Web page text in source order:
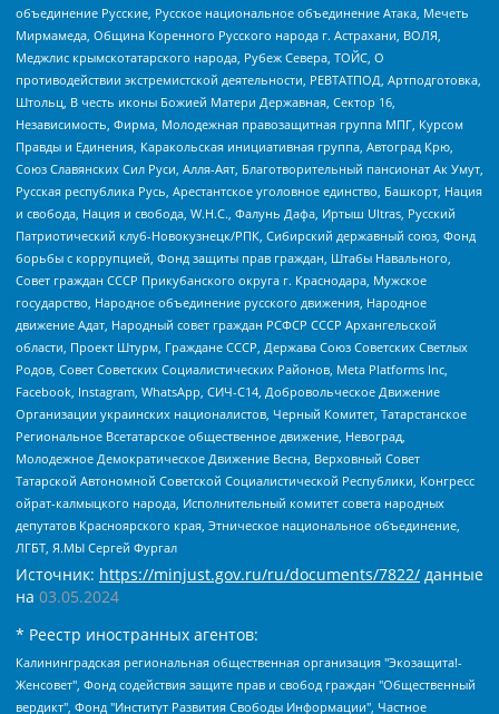
объединение Русские, Русское национальное объединение Атака, Мечеть
Мирмамеда, Община Коренного Русского народа г. Астрахани, ВОЛЯ,
Меджлис крымскотатарского народа, Рубеж Севера, ТОЙС, О
противодействии экстремистской деятельности, РЕВТАТПОД, Артподготовка,
Штольц, В честь иконы Божией Матери Державная, Сектор 16,
Независимость, Фирма, Молодежная правозащитная группа МПГ, Курсом
Правды и Единения, Каракольская инициативная группа, Автоград Крю,
Союз Славянских Сил Руси, Алля-Аят, Благотворительный пансионат Ак Умут,
Русская республика Русь, Арестантское уголовное единство, Башкорт, Нация
и свобода, Нация и свобода, W.H.С., Фалунь Дафа, Иртыш Ultras, Русский
Патриотический клуб-Новокузнецк/РПК, Сибирский державный союз, Фонд
борьбы с коррупцией, Фонд защиты прав граждан, Штабы Навального,
Совет граждан СССР Прикубанского округа г. Краснодара, Мужское
государство, Народное объединение русского движения, Народное
движение Адат, Народный совет граждан РСФСР СССР Архангельской
области, Проект Штурм, Граждане СССР, Держава Союз Советских Светлых
Родов, Совет Советских Социалистических Районов, Meta Platforms Inc,
Facebook, Instagram, WhatsApp, СИЧ-С14, Добровольческое Движение
Организации украинских националистов, Черный Комитет, Татарстанское
Региональное Всетатарское общественное движение, Невоград,
Молодежное Демократическое Движение Весна, Верховный Совет
Татарской Автономной Советской Социалистической Республики, Конгресс
ойрат-калмыцкого народа, Исполнительный комитет совета народных
депутатов Красноярского края, Этническое национальное объединение,
ЛГБТ, Я.МЫ Сергей Фургал
Источник: https://minjust.gov.ru/ru/documents/7822/ данные
на 03.05.2024
* Реестр иностранных агентов:
Калининградская региональная общественная организация "Экозащита!-Женсовет", Фонд содействия защите прав и свобод граждан "Общественный вердикт", Фонд "Институт Развития Свободы Информации", Частное учреждение "Информационное агентство МЕМО. РУ", Региональная общественная организация "Общественная комиссия по сохранению наследия академика Сахарова", Фонд поддержки свободы прессы, Санкт-Петербургская общественная правозащитная организация "Гражданский контроль", Межрегиональная общественная организация "Информационно-просветительский центр "Мемориал", Региональный Фонд "Центр Защиты Прав Средств Массовой Информации", с 05.12.2023 Фонд "Центр Защиты Прав Средств массовой информации", Региональная общественная благотворительная организация помощи беженцам и мигрантам "Гражданское содействие", Негосударственное образовательное учреждение дополнительного профессионального образования (повышение квалификации) специалистов "АКАДЕМИЯ ПО ПРАВАМ ЧЕЛОВЕКА", Свердловская региональная общественная организация "Сутяжник", Автономная некоммерческая организация "Центр независимых социологических исследований", Союз общественных объединений "Российский исследовательский центр по правам человека", Региональное общественное учреждение научно-информационный центр "МЕМОРИАЛ", Некоммерческая организация "Фонд защиты гласности", Автономная некоммерческая организация "Институт прав человека", Городская общественная организация "Екатеринбургское общество "МЕМОРИАЛ", Городская общественная организация "Рязанское историко-просветительское и правозащитное общество "Мемориал" (Рязанский Мемориал), Челябинский региональный орган общественной самодеятельности – женское общественное объединение "Женщины Евразии", Челябинский региональный орган общественной самодеятельности "Уральская правозащитная группа", Фонд содействия защите здоровья и социальной справедливости имени Андрея Рылькова, Автономная Некоммерческая Организация "Аналитический Центр Юрия Левады", Автономная некоммерческая организация социальной поддержки населения "Проект Апрель", Региональная общественная организация помощи женщинам и детям, находящимся в кризисной ситуации "Информационно-методический центр "Анна", Фонд содействия развитию массовых коммуникаций и правовому просвещению "Так-так-Так", Фонд содействия устойчивому развитию "Серебряная тайга", Свердловский региональный общественный фонд социальных проектов "Новое время", "Idel.Реалии", Кавказ.Реалии, Крым.Реалии, Телеканал Настоящее Время, Татаро-башкирская служба Радио Свобода (Azatliq Radiosi), Радио Свободная Европа/Радио Свобода (PCE/PC), "Сибирь.Реалии", "Фактограф", Благотворительный фонд помощи осужденным и их семьям, Автономная некоммерческая организация "Институт глобализации и социальных движений", Фонд "В защиту прав заключенных", Частное учреждение "Центр поддержки и содействия развитию средств массовой информации", Пензенский региональный общественный благотворительный фонд "Гражданский союз", "Север.Реалии", Некоммерческая организация Фонд "Правовая инициатива", Общество с ограниченной ответственностью "Радио Свободная Европа/Радио Свобода", Чешское информационное агентство "MEDIUM-ORIENT", Красноярская региональная общественная организация "Мы против СПИДа", Камалягин Денис Николаевич, Маркелов Сергей Евгеньевич, Пономарев Лев Александрович, Савицкая Людмила Алексеевна, Автономная некоммерческая организация "Центр по работе с проблемой насилия "НАСИЛИЮ.НЕТ", Межрегиональный профессиональный союз работников здравоохранения "Альянс врачей", Юридическое лицо, зарегистрированное в Латвийской Республике, SIA "Medusa Project" (регистрационный номер 40103797863, дата регистрации 10.06.2014), Некоммерческая организация "Фонд по борьбе с коррупцией", Автономная некоммерческая организация "Институт права и публичной политики", Баданин Роман Сергеевич, Гликин Максим Александрович, Железнова Мария Михайловна, Лукьянова Юлия Сергеевна, Маетная Елизавета Витальевна, Маняхин Петр Борисович, Чуракова Ольга Владимировна, Ярош Юлия Петровна, Юридическое лицо "The Insider SIA", зарегистрированное в Риге, Латвийская Республика (дата регистрации 26.06.2015), являющееся администратором доменного имени интернет-издания "The Insider SIA", https://theins.ru, Постернак Алексей Евгеньевич, Рубин Михаил Аркадьевич, Анин Роман Александрович, Юридическое лицо Istories fonds, зарегистрированное в Латвийской Республике (регистрационный номер 50008295751, дата регистрации 24.02.2020), Великовский Дмитрий Александрович, Долинина Ирина Николаевна, Мароховская Алеся Алексеевна, Шлейнов Роман Юрьевич, Шмагун Олеся Валентиновна, Общество с ограниченной ответственностью "Альтаир 2021", Общество с ограниченной ответственностью "Вега 2021", Общество с ограниченной ответственностью "Главный редактор 2021", Общество с ограниченной ответственностью "Ромашки монолит", Важенков Артем Валерьевич, Ивановская областная общественная организация "Центр гендерных исследований", Гурман Юрий Альбертович, Медиапроект "ОВД-Инфо", Егоров Владимир Владимирович, Жилинский Владимир Александрович, Общество с ограниченной ответственностью "ЗП", Иванова София Юрьевна, Карезина Инна Павловна, Кильтау Екатерина Викторовна, Петров Алексей Викторович, Пискунов Сергей Евгеньевич, Смирнов Сергей Сергеевич, Тихонов Михаил Сергеевич, Общество с ограниченной ответственностью "ЖУРНАЛИСТ-ИНОСТРАННЫЙ АГЕНТ", Арапова Галина Юрьевна, Вольтская Татьяна Анатольевна, Американская компания "Mason G.E.S. Anonymous Foundation" (США), являющаяся владельцем интернет-издания https://mnews.world/, Компания "Stichting Bellingcat", зарегистрированная в Нидерландах (дата регистрации 11.07.2018), Захаров Андрей Вячеславович, Клепиковская Екатерина Дмитриевна, Общество с ограниченной ответственностью "МЕМО", Перл Роман Александрович, Симонов Евгений Алексеевич, Соловьева Елена Анатольевна, Сотников Даниил Владимирович, Сурначева Елизавета Дмитриевна, Автономная некоммерческая организация по защите прав человека и информированию населения "Якутия – Наше Мнение", Общество с ограниченной ответственностью "Москоу диджитал медиа", с 26.01.2023 Общество с ограниченной ответственностью "Чайка Белые сады", Ветошкина Валерия Валерьевна, Заговора Максим Александрович, Межрегиональное общественное движение "Российская ЛГБТ - сеть", Оленичев Максим Владимирович, Павлов Иван Юрьевич, Скворцова Елена Сергеевна, Общество с ограниченной ответственностью "Как бы инагент", Кочетков Игорь Викторович, Общество с ограниченной ответственностью "Честные выборы", Еланчик Олег Александрович, Общество с ограниченной ответственностью "Нобелевский призыв", Гималова Регина Эмилевна, Григорьев Андрей Валерьевич, Григорьева Алина Александровна, Ассоциация по содействию защите прав призывников, альтернативнослужащих и военнослужащих "Правозащитная группа "Гражданин.Армия.Право", Хисамова Регина Фаритовна, Автономная некоммерческая организация по реализации социально-правовых программ "Лилит", Дальневосточное общественное движение "Маяк", Санкт-Петербургская ЛГБТ-инициативная группа "Выход", Инициативная группа ЛГБТ+ "Реверс", Алексеев Андрей Викторович, Бекбулатова Таисия Львовна, Беляев Иван Михайлович, Владыкина Елена Сергеевна, Гельман Марат Александрович, Никульшина Вероника Юрьевна, Толоконникова Надежда Андреевна, Шендерович Виктор Анатольевич, Общество с ограниченной ответственностью "Данное сообщение", Общество с ограниченной ответственностью Издательский дом "Новая глава", Айнбиндер Александра Александровна, Московский комьюнити-центр для ЛГБТ+инициатив, Благотворительный фонд развития филантропии, Deutsche Welle (Германия, Kurt-Schumacher-Strasse 3, 53113 Bonn), Борзунова Мария Михайловна, Воробьев Виктор Викторович, Голубева Анна Львовна, Константинова Алла Михайловна, Малкова Ирина Владимировна, Мурадов Мурад Абдулгалимович, Осетинская Елизавета Николаевна, Понасенков Евгений Николаевич, Ганапольский Матвей Юрьевич, Киселев Евгений Алексеевич, Борухович Ирина Григорьевна, Дремин Иван Тимофеевич, Дубровский Дмитрий Викторович, Красноярская региональная общественная организация поддержки и развития альтернативных образовательных технологий и межкультурных коммуникаций "ИНТЕРРА", Маяковская Екатерина Алексеевна, Фейгин Марк Захарович, Филимонов Андрей Викторович, Дзугкоева Регина Николаевна, Доброхотов Роман Александрович, Дудь Юрий Александрович, Елкин Сергей Владимирович, Кругликов Кирилл Игоревич, Сабунаева Мария Леонидовна, Семенов Алексей Владимирович, Шаинян Карен Багратович, Шульман Екатерина Михайловна, Асафьев Артур Валерьевич, Вахштайн Виктор Семенович, Венедиктов Алексей Алексеевич, Лушникова Екатерина Евгеньевна, Волков Леонид Михайлович, Невзоров Александр Глебович, Пархоменко Сергей Борисович, Сироткин Ярослав Николаевич, Кара-Мурза Владимир Владимирович, Баранова Наталья Владимировна, Гозман Леонид Яковлевич, Кагарлицкий Борис Юльевич, Климарев Михаил Валерьевич, Милов Владимир Станиславович, Автономная некоммерческая организация Краснодарский центр современного искусства "Типография", Моргенштерн Алишер Тагирович, Соболь Любовь Эдуардовна, Общество с ограниченной ответственностью "ЛИЗА НОРМ", Каспаров Гарри Кимович, Ходорковский Михаил Борисович, Общество с ограниченной ответственностью "Апрельские тезисы", Данилович Ирина Брониславовна, Кашин Олег Владимирович, Петров Николай Владимирович, Пивоваров Алексей Владимирович, Соколов Михаил Владимирович, Цветкова Юлия Владимировна, Чичваркин Евгений Александрович, Комитет против пыток/Команда против пыток, Общество с ограниченной ответственностью "Первый научный", Общество с ограниченной ответственностью "Вертолет и ко", Белоцерковская Вероника Борисовна, Кац Максим Евгеньевич, Лазарева Татьяна Юрьевна, Шаведдинов Руслан Табризович, Яшин Илья Валерьевич, Общество с ограниченной ответственностью "Иноагент ААВ", Алешковский Дмитрий Петрович, Альбац Евгения Марковна, Быков Дмитрий Львович, Галямина Юлия Евгеньевна, Лойко Сергей Леонидович, Мартынов Кирилл Константинович, Медведев Сергей Александрович, Крашенинников Федор Геннадиевич, Гордеева Катерина Вл